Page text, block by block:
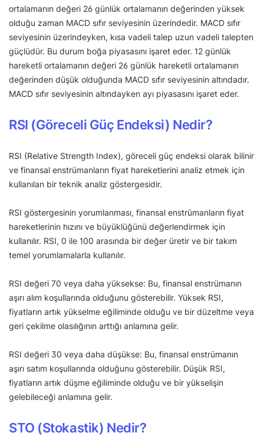
ortalamanın değeri 26 günlük ortalamanın değerinden yüksek
olduğu zaman MACD sıfır seviyesinin üzerindedir. MACD sıfır
seviyesinin üzerindeyken, kısa vadeli talep uzun vadeli talepten
güçlüdür. Bu durum boğa piyasasını işaret eder. 12 günlük
hareketli ortalamanın değeri 26 günlük hareketli ortalamanın
değerinden düşük olduğunda MACD sıfır seviyesinin altındadır.
MACD sıfır seviyesinin altındayken ayı piyasasını işaret eder.
RSI (Göreceli Güç Endeksi) Nedir?
RSI (Relative Strength Index), göreceli güç endeksi olarak bilinir
ve finansal enstrümanların fiyat hareketlerini analiz etmek için
kullanılan bir teknik analiz göstergesidir.
RSI göstergesinin yorumlanması, finansal enstrümanların fiyat
hareketlerinin hızını ve büyüklüğünü değerlendirmek için
kullanılır. RSI, 0 ile 100 arasında bir değer üretir ve bir takım
temel yorumlamalarla kullanılır.
RSI değeri 70 veya daha yüksekse: Bu, finansal enstrümanın
aşırı alım koşullarında olduğunu gösterebilir. Yüksek RSI,
fiyatların artık yükselme eğiliminde olduğu ve bir düzeltme veya
geri çekilme olasılığının arttığı anlamına gelir.
RSI değeri 30 veya daha düşükse: Bu, finansal enstrümanın
aşırı satım koşullarında olduğunu gösterebilir. Düşük RSI,
fiyatların artık düşme eğiliminde olduğu ve bir yükselişin
gelebileceği anlamına gelir.
STO (Stokastik) Nedir?